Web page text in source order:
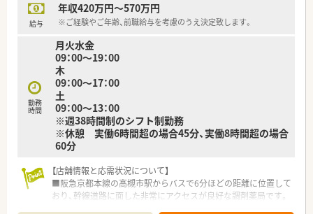
な労務管理のもとでメリハリを持って仕事に取り組める環境が
整っています。
複数名が取得しているなど、家庭との両立に非常に理解がある職
場です。
■人員配置は適宜見直されており、状況に応じてグループ企業か
らの出向依頼を行うなど、現場の負担を最小限に抑える工夫をし
ています。
給与
年収420万円～570万円
※ご経験やご年齢、前職給与を考慮のうえ決定致します。
勤務
時間
月火水金
09：00～19：00
木
09：00～17：00
土
09：00～13：00
※週38時間制のシフト制勤務
※休憩 実働6時間超の場合45分、実働8時間超の場合
60分
【店舗情報と応需状況について】
■阪急京都本線の高槻市駅からバスで6分ほどの距離に位置して
おり、幹線道路に面した非常にアクセスが良好な調剤薬局です。